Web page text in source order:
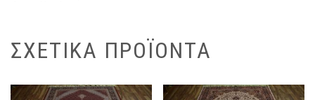
ΣΧΕΤΙΚΆ ΠΡΟΪΌΝΤΑ